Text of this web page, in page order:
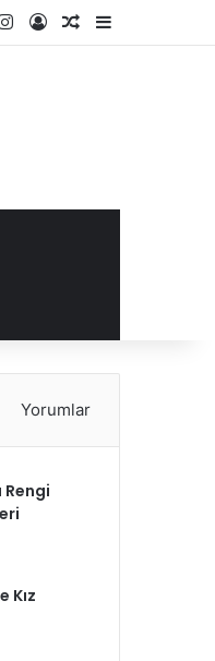
Instagram
Kayıt OlRastgele Makale
Kenar
Yorumlar
Rengi
Kız